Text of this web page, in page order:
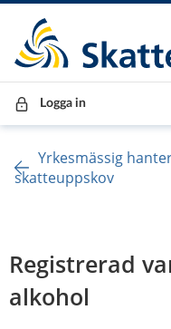
Till innehåll
Till navigationen
Till chattrobot
Logga in
Yrkesmässig
skatteuppskov
Registrerad
alkohol